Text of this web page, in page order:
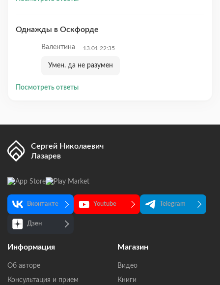
Однажды в Оскфорде
Валентина 13.01 22:35
Умен. да не разумен
Посмотреть ответы
Сергей Николаевич
Лазарев
Вконтакте Youtube Telegram
Дзен
Информация
Об авторе
Консультация и прием
Магазин
Видео
Книги